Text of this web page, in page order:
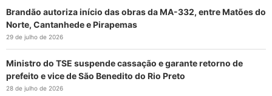
Brandão autoriza início das obras da MA-332, entre Matões do
Norte, Cantanhede e Pirapemas
29 de julho de 2026
Ministro do TSE suspende cassação e garante retorno de
prefeito e vice de São Benedito do Rio Preto
28 de julho de 2026